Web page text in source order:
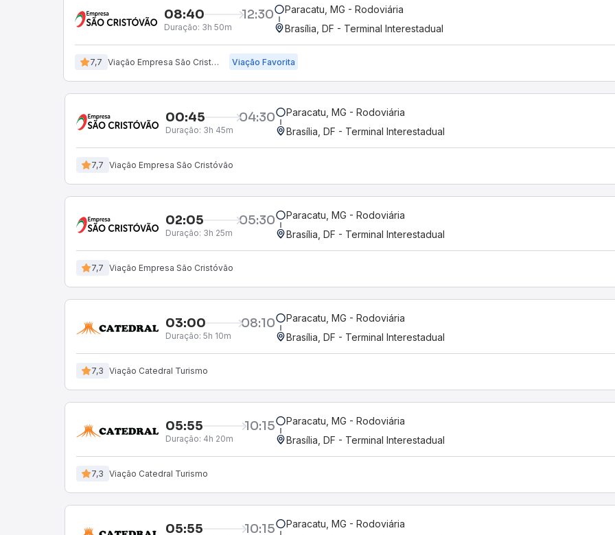
08:40 12:30
Duração: 3h 50m
Paracatu, MG - Rodoviária
Brasília, DF - Terminal Interestadual
7,7 Viação Empresa São Cristóvão Viação Favorita
00:45 04:30
Duração: 3h 45m
Paracatu, MG - Rodoviária
Brasília, DF - Terminal Interestadual
7,7 Viação Empresa São Cristóvão
02:05 05:30
Duração: 3h 25m
Paracatu, MG - Rodoviária
Brasília, DF - Terminal Interestadual
7,7 Viação Empresa São Cristóvão
03:00 08:10
Duração: 5h 10m
Paracatu, MG - Rodoviária
Brasília, DF - Terminal Interestadual
7,3 Viação Catedral Turismo
05:55 10:15
Duração: 4h 20m
Paracatu, MG - Rodoviária
Brasília, DF - Terminal Interestadual
7,3 Viação Catedral Turismo
05:55 10:15
Paracatu, MG - Rodoviária